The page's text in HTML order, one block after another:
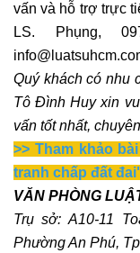
vấn và hỗ trợ trực
LS. Phụng,
Quý khách có nhu
Tô Đình Huy xin
vấn tốt nhất,
>> Tham khảo
tranh chấp đất
VĂN PHÒNG
Trụ sở: A10-11
Phường An Phú,